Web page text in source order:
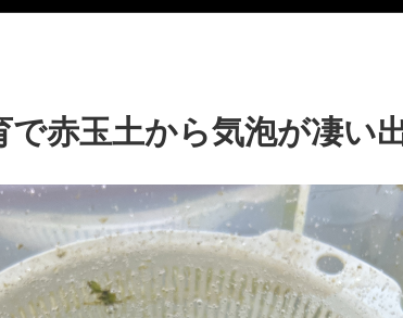
で赤玉土から気泡が凄い